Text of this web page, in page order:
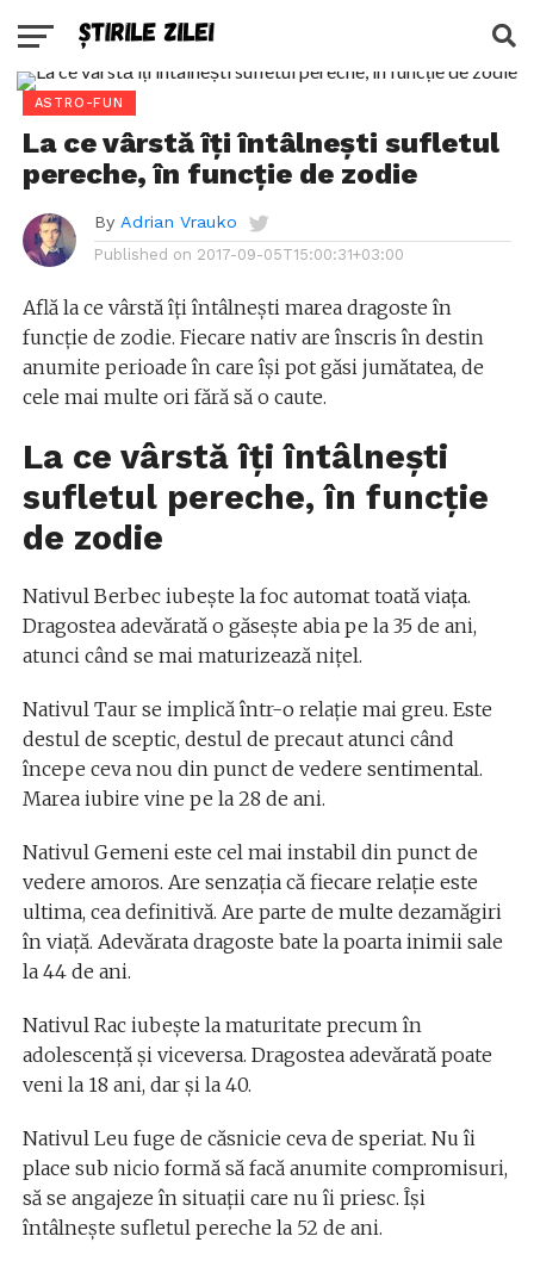
ASTRO-FUN
La ce vârstă îți întâlnești sufletul
pereche, în funcție de zodie
By Adrian Vrauko
Published on 2017-09-05T15:00:31+03:00
Află la ce vârstă îți întâlnești marea dragoste în
funcție de zodie. Fiecare nativ are înscris în destin
anumite perioade în care își pot găsi jumătatea, de
cele mai multe ori fără să o caute.
La ce vârstă îți întâlnești
sufletul pereche, în funcție
de zodie
Nativul Berbec iubește la foc automat toată viața.
Dragostea adevărată o găsește abia pe la 35 de ani,
atunci când se mai maturizează nițel.
Nativul Taur se implică într-o relație mai greu. Este
destul de sceptic, destul de precaut atunci când
începe ceva nou din punct de vedere sentimental.
Marea iubire vine pe la 28 de ani.
Nativul Gemeni este cel mai instabil din punct de
vedere amoros. Are senzația că fiecare relație este
ultima, cea definitivă. Are parte de multe dezamăgiri
în viață. Adevărata dragoste bate la poarta inimii sale
la 44 de ani.
Nativul Rac iubește la maturitate precum în
adolescență și viceversa. Dragostea adevărată poate
veni la 18 ani, dar și la 40.
Nativul Leu fuge de căsnicie ceva de speriat. Nu îi
place sub nicio formă să facă anumite compromisuri,
să se angajeze în situații care nu îi priesc. Își
întâlnește sufletul pereche la 52 de ani.